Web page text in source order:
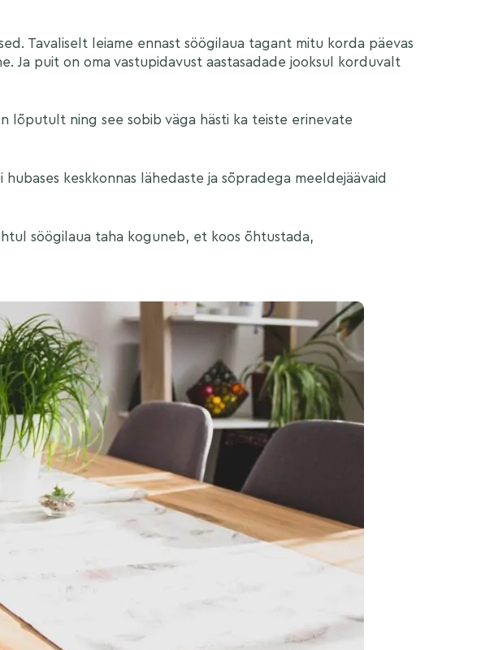
Tavaliselt leiame ennast söögilaua tagant mitu korda päevas
Ja puit on oma vastupidavust aastasadade jooksul korduvalt
lõputult ning see sobib väga hästi ka teiste erinevate
keskkonnas lähedaste ja sõpradega meeldejäävaid
söögilaua taha koguneb, et koos õhtustada,